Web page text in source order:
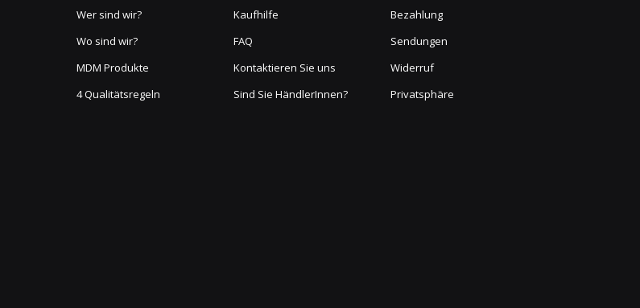
Wer sind wir?
Wo sind wir?
MDM Produkte
4 Qualitätsregeln
Kaufhilfe
FAQ
Kontaktieren Sie uns
Sind Sie HändlerInnen?
Bezahlung
Sendungen
Widerruf
Privatsphäre